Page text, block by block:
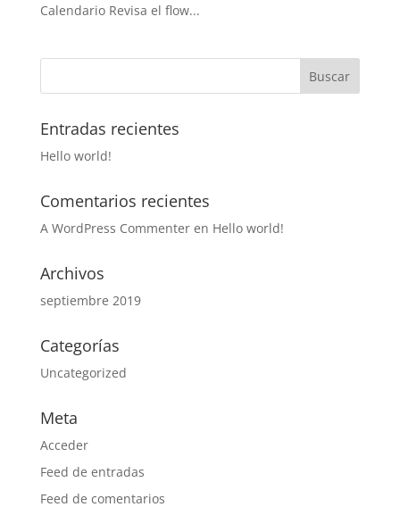
Calendario Revisa el flow...
Entradas recientes
Hello world!
Comentarios recientes
A WordPress Commenteren Hello world!
Archivos
septiembre 2019
Categorías
Uncategorized
Meta
Acceder
Feed de entradas
Feed de comentarios